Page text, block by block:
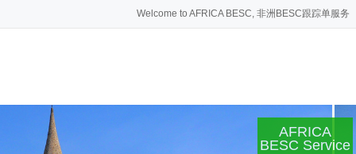
AFRICA
BESC Service
Welcome to AFRICA BESC, 非洲BESC跟踪单服务